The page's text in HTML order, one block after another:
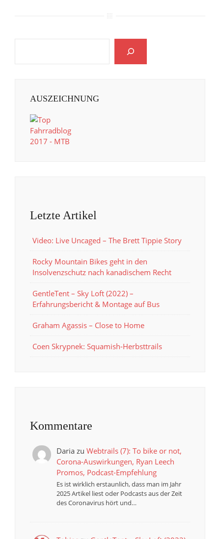
AUSZEICHNUNG
Letzte Artikel
Video: Live Uncaged – The Brett Tippie Story
Rocky Mountain Bikes geht in den
Insolvenzschutz nach kanadischem Recht
GentleTent – Sky Loft (2022) –
Erfahrungsbericht & Montage auf Bus
Graham Agassis – Close to Home
Coen Skrypnek: Squamish-Herbsttrails
Kommentare
Dariazu Webtrails (7): To bike or not,
Corona-Auswirkungen, Ryan Leech
Promos, Podcast-Empfehlung
Es ist wirklich erstaunlich, dass man im Jahr
2025 Artikel liest oder Podcasts aus der Zeit
des Coronavirus hört und…